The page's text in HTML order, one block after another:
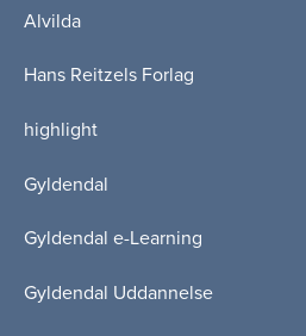
Alvilda
Hans Reitzels Forlag
highlight
Gyldendal
Gyldendal e-Learning
Gyldendal Uddannelse